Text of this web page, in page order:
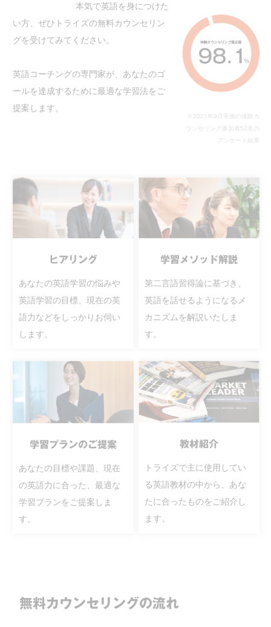
本気で英語を身につけた
い方、ぜひトライズの無料カウンセリン
グを受けてみてください。
英語コーチングの専門家が、あなたのゴ
ールを達成するために最適な学習法をご
提案します。
※2021年9月実施の体験カ
ウンセリング参加者52名の
アンケート結果
ヒアリング
あなたの英語学習の悩みや
英語学習の目標、現在の英
語力などをしっかりお伺い
します。
学習メソッド解説
第二言語習得論に基づき、
英語を話せるようになるメ
カニズムを解説いたしま
す。
学習プランのご提案
あなたの目標や課題、現在
の英語力に合った、最適な
学習プランをご提案しま
す。
教材紹介
トライズで主に使用してい
る英語教材の中から、あな
たに合ったものをご紹介し
ます。
無料カウンセリングの流れ